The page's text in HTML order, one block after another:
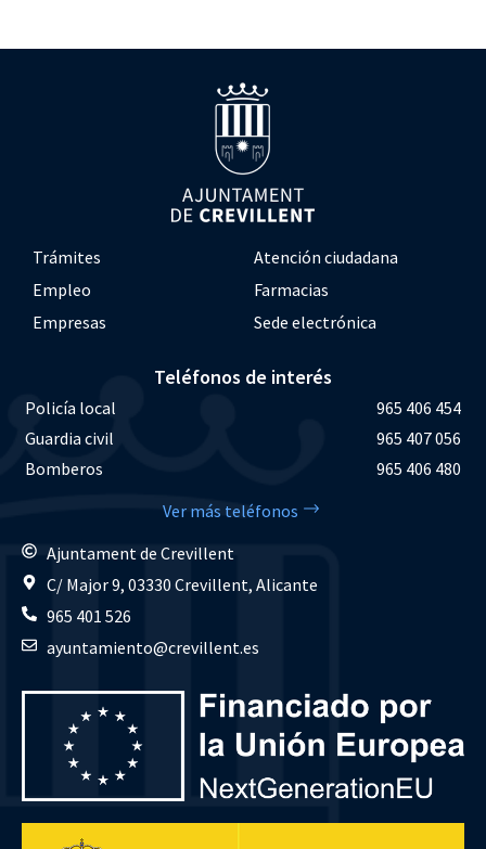
Trámites
Atención ciudadana
Empleo
Farmacias
Empresas
Sede electrónica
Teléfonos de interés
Policía local
965 406 454
Guardia civil
965 407 056
Bomberos
965 406 480
Ver más teléfonos
Ajuntament de Crevillent
C/ Major 9, 03330 Crevillent, Alicante
965 401 526
ayuntamiento@crevillent.es